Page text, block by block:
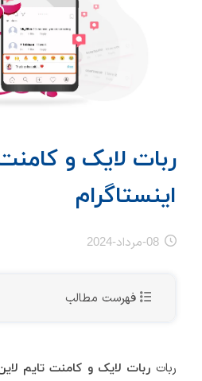
ربات لایک و
اینستاگرام
08-مرداد-2024
فهرست مطالب
ربات ربات لایک و کامنت تایم